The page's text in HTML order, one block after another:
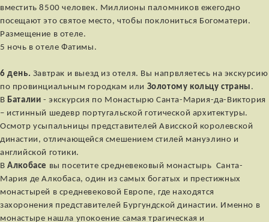
вместить 8500 человек. Миллионы паломников ежегодно
посещают это святое место, чтобы поклониться Богоматери.
Размещение в отеле.
5 ночь в отеле Фатимы.
6 день. Завтрак и выезд из отеля. Вы напрвляетесь на экскурсию
по провинциальным городкам или Золотому кольцу страны.
В Баталии- экскурсия по Монастырю Санта-Мария-да-Виктория
– истинный шедевр португальской готической архитектуры.
Осмотр усыпальницы представителей Ависской королевской
династии, отличающейся смешением стилей мануэлино и
английской готики.
ВАлкобасе вы посетите средневековый монастырь Санта-
Мария де Алкобаса, один из самых богатых и престижных
монастырей в средневековой Европе, где находятся
захоронения представителей Бургундской династии. Именно в
монастыре нашла упокоение самая трагическая и